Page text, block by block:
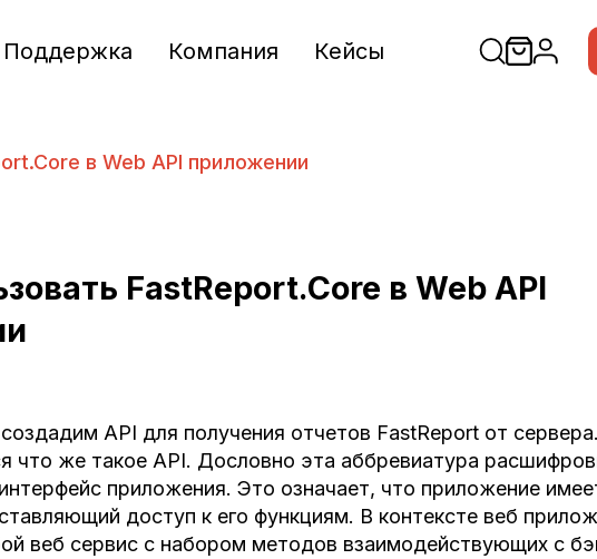
Поддержка Компания Кейсы
в Web API приложении
FastReport.Core в Web API
API для получения отчетов FastReport от
что же такое API. Дословно эта аббревиатура
приложения. Это означает, что приложение
доступ к его функциям. В контексте веб
веб сервис с набором методов взаимодействующих с